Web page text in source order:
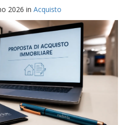
2026 in Acquisto